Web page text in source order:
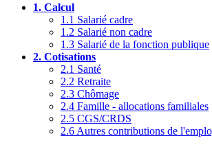
1. Calcul
1.1 Salarié cadre
1.2 Salarié non cadre
1.3 Salarié de la fonction publique
2. Cotisations
2.1 Santé
2.2 Retraite
2.3 Chômage
2.4 Famille - allocations familiales
2.5 CGS/CRDS
2.6 Autres contributions de